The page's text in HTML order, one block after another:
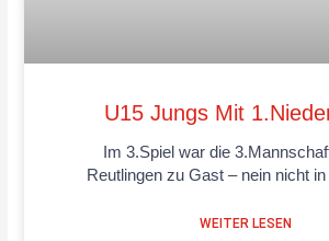
U15 Jungs Mit
Im 3.Spiel war die
Reutlingen zu Gast – nein nicht
WEITER LESEN